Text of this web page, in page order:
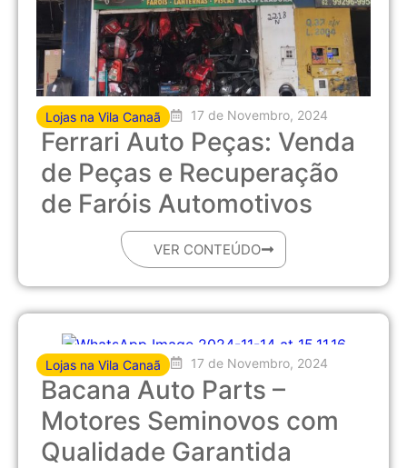
Lojas na Vila Canaã 17 de Novembro, 2024
Ferrari Auto Peças: Venda
de Peças e Recuperação
de Faróis Automotivos
VER CONTEÚDO
Lojas na Vila Canaã 17 de Novembro, 2024
Bacana Auto Parts –
Motores Seminovos com
Qualidade Garantida